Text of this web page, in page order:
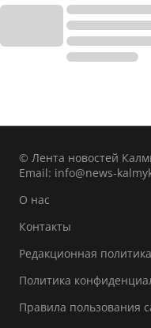
© Лента новостей
Email: info@news-
О нас
Контакты
Редакционная политика
Политика
Правила пользования